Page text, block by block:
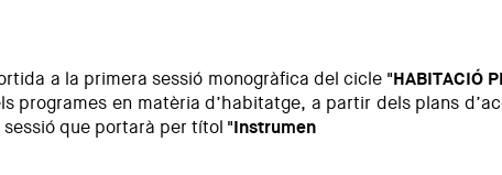
a la primera sessió monogràfica del cicle "HABITACIÓ
en matèria d’habitatge, a partir dels plans
que portarà per títol "Instrumen